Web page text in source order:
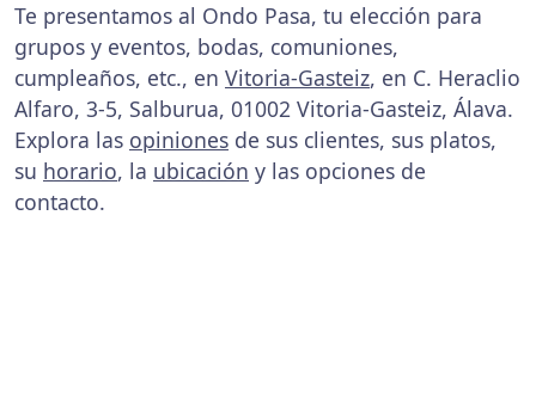
Te presentamos al Ondo Pasa, tu elección para
grupos y eventos, bodas, comuniones,
cumpleaños, etc., en Vitoria-Gasteiz, en C. Heraclio
Alfaro, 3-5, Salburua, 01002 Vitoria-Gasteiz, Álava.
Explora las opiniones de sus clientes, sus platos,
su horario, la ubicación y las opciones de
contacto.